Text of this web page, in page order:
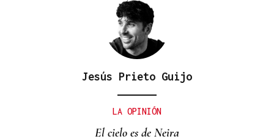
Jesús Prieto Guijo
LA OPINIÓN
El cielo es de Neira